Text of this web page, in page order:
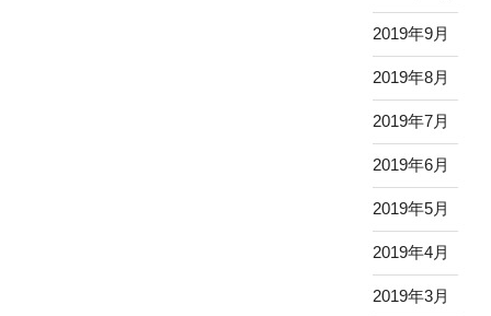
2019年9月
2019年8月
2019年7月
2019年6月
2019年5月
2019年4月
2019年3月